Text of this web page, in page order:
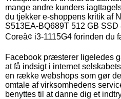
mange andre kunders
du tjekker e-shoppens kritik af
S513EA-BQ689T 512 GB
Coreâ¢ i3-1115G4 forinden
Facebook præsterer ligeledes
at få indsigt i internet
en række webshops som gør
omtale af virksomhedens
benyttes til at danne dig et